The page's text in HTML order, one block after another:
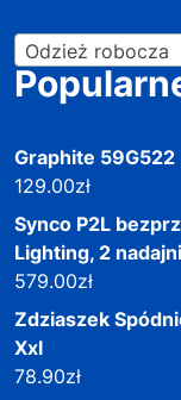
Odzież robocza
Graphite 59G522
129.00zł
Synco P2L
Lighting, 2
579.00zł
Zdziaszek
Xxl
78.90zł